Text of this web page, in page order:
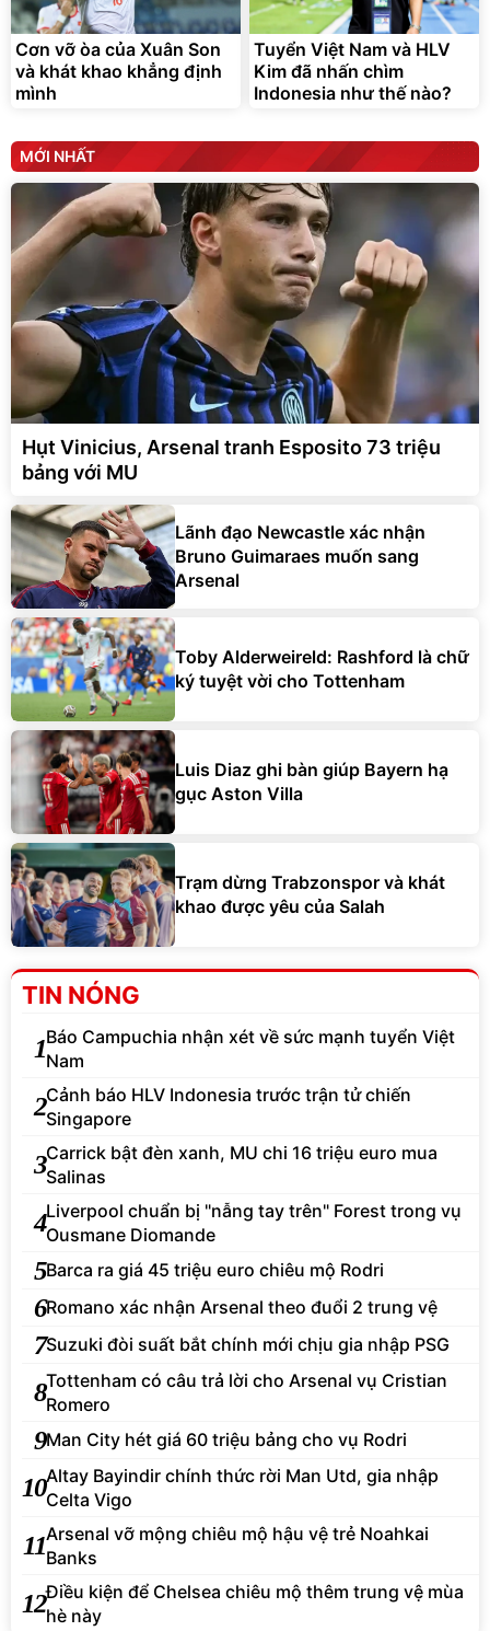
Cơn vỡ òa của Xuân Son
và khát khao khẳng định
mình
Tuyển Việt Nam và HLV
Kim đã nhấn chìm
Indonesia như thế nào?
MỚI NHẤT
Hụt Vinicius, Arsenal tranh Esposito 73 triệu
bảng với MU
Lãnh đạo Newcastle xác nhận
Bruno Guimaraes muốn sang
Arsenal
Toby Alderweireld: Rashford là chữ
ký tuyệt vời cho Tottenham
Luis Diaz ghi bàn giúp Bayern hạ
gục Aston Villa
Trạm dừng Trabzonspor và khát
khao được yêu của Salah
TIN NÓNG
1Báo Campuchia nhận xét về sức mạnh tuyển Việt
Nam
2Cảnh báo HLV Indonesia trước trận tử chiến
Singapore
3Carrick bật đèn xanh, MU chi 16 triệu euro mua
Salinas
4Liverpool chuẩn bị "nẫng tay trên" Forest trong vụ
Ousmane Diomande
5Barca ra giá 45 triệu euro chiêu mộ Rodri
6Romano xác nhận Arsenal theo đuổi 2 trung vệ
7Suzuki đòi suất bắt chính mới chịu gia nhập PSG
8Tottenham có câu trả lời cho Arsenal vụ Cristian
Romero
9Man City hét giá 60 triệu bảng cho vụ Rodri
10Altay Bayindir chính thức rời Man Utd, gia nhập
Celta Vigo
11Arsenal vỡ mộng chiêu mộ hậu vệ trẻ Noahkai
Banks
12Điều kiện để Chelsea chiêu mộ thêm trung vệ mùa
hè này